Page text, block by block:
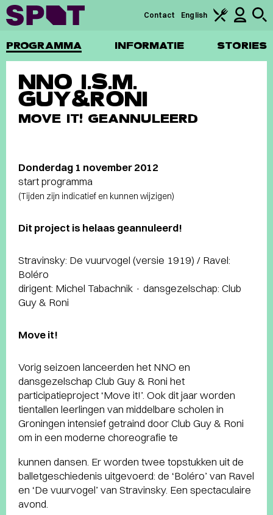
PROGRAMMA INFORMATIE STORIES
Contact English
NNO I.S.M.
GUY&RONI
MOVE IT! GEANNULEERD
Donderdag 1 november 2012
start programma
(Tijden zijn indicatief en kunnen wijzigen)
Dit project is helaas geannuleerd!
Stravinsky: De vuurvogel (versie 1919) / Ravel:
Boléro
dirigent: Michel Tabachnik · dansgezelschap: Club
Guy & Roni
Move it!
Vorig seizoen lanceerden het NNO en
dansgezelschap Club Guy & Roni het
participatieproject ‘Move it!’. Ook dit jaar worden
tientallen leerlingen van middelbare scholen in
Groningen intensief getraind door Club Guy & Roni
om in een moderne choreografie te
kunnen dansen. Er worden twee topstukken uit de
balletgeschiedenis uitgevoerd: de ‘Boléro’ van Ravel
en ‘De vuurvogel’ van Stravinsky. Een spectaculaire
avond.